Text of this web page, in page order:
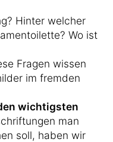
Hinter welcher
Wo ist
Fragen wissen
im fremden
wichtigsten
man
soll, haben wir